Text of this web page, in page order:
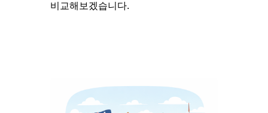
비교해보겠습니다.